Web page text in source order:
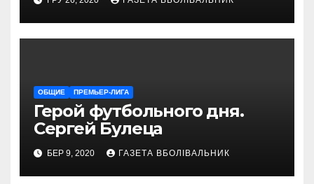
проводит магазин
«VELOPARK»
ОБЩИЕ ПРЕМЬЕР-ЛИГА
Герой футбольного дня.
Сергей Булеца
БЕР 9, 2020 ГАЗЕТА ВБОЛІВАЛЬНИК